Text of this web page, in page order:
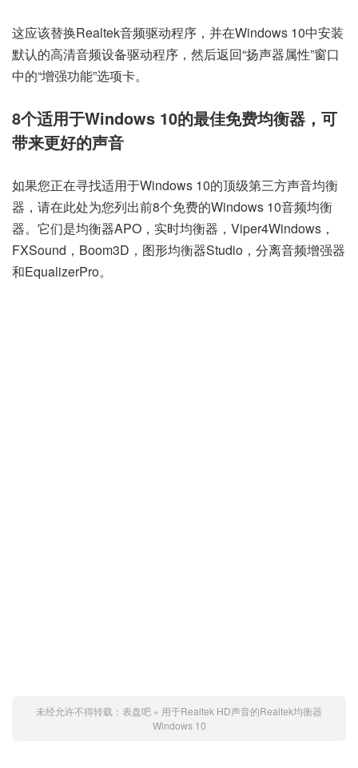
这应该替换Realtek音频驱动程序，并在Windows 10中安装
默认的高清音频设备驱动程序，然后返回“扬声器属性”窗口
中的“增强功能”选项卡。
8个适用于Windows 10的最佳免费均衡器，可
带来更好的声音
如果您正在寻找适用于Windows 10的顶级第三方声音均衡
器，请在此处为您列出前8个免费的Windows 10音频均衡
器。它们是均衡器APO，实时均衡器，Viper4Windows，
FXSound，Boom3D，图形均衡器Studio，分离音频增强器
和EqualizerPro。
未经允许不得转载： 表盘吧 » 用于Realtek HD声音的Realtek均衡器
Windows 10